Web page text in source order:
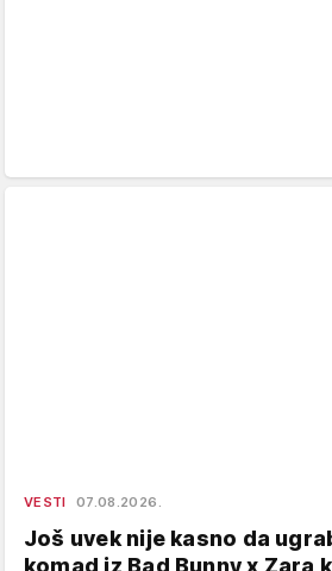
VESTI 07.08.2026.
Još uvek nije kasno da